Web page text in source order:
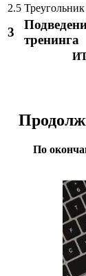
2.5
3
тренинга
​По